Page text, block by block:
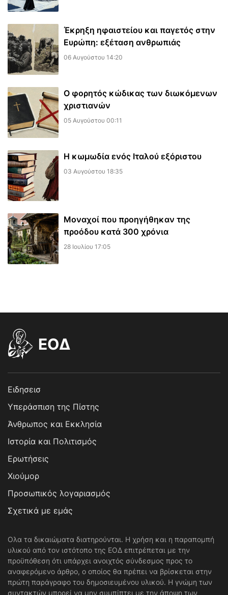
Έκρηξη ηφαιστείου και παγετός στην
Ευρώπη: εξέταση ανθρωπιάς
06 Αυγούστου 14:20
Ο φορητός κώδικας των διωκόμενων
χριστιανών
05 Αυγούστου 00:11
Η κωμωδία ενός Ιταλού εξόριστου
03 Αυγούστου 18:35
Μοναχοί που προηγήθηκαν της
προόδου κατά 300 χρόνια
28 Ιουλίου 17:05
EOΔ
Ειδησεισ
Υπεράσπιση της Πίστης
Άνθρωπος και Εκκλησία
Ιστορία και Πολιτισμός
Ερωτήσεις
Χιούμορ
Προσωπικός λογαριασμός
Σχετικά με εμάς
Ολα τα δικαιώματα διατηρούνται. Η χρήση και η παραπομπή
υλικού από τον ιστότοπο της ΕΟΔ επιτρέπεται με την
προϋπόθεση ότι υπάρχει ανοιχτός σύνδεσμος προς το
αναφερόμενο άρθρο, ο οποίος θα πρέπει να βρίσκεται στην
πρώτη παράγραφο του δημοσιευμένου υλικού. Η γνώμη των
συντακτών μπορεί να μην συμπίπτει με την άποψη των